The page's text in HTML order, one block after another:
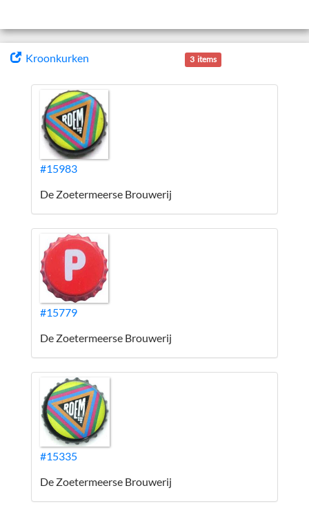
Kroonkurken 3 items
#15983
De Zoetermeerse Brouwerij
#15779
De Zoetermeerse Brouwerij
#15335
De Zoetermeerse Brouwerij